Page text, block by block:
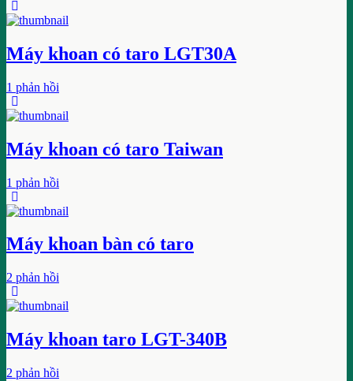
Máy khoan có taro LGT30A
1 phản hồi
Máy khoan có taro Taiwan
1 phản hồi
Máy khoan bàn có taro
2 phản hồi
Máy khoan taro LGT-340B
2 phản hồi